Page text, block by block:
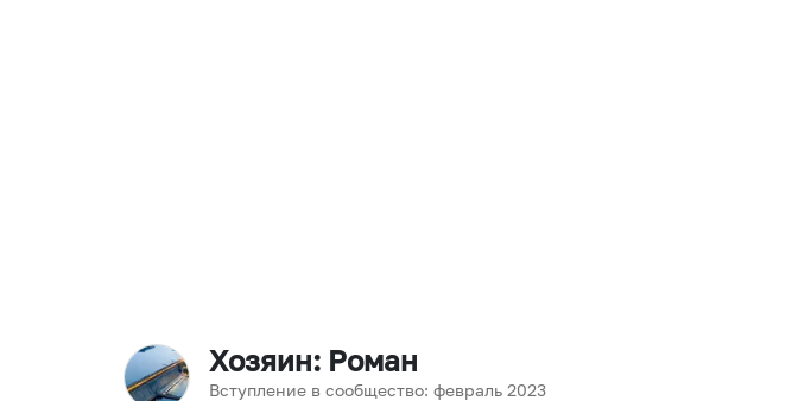
Хозяин: Роман
Вступление в сообщество: февраль 2023